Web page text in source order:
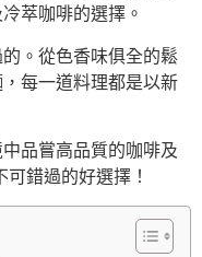
萃咖啡的選擇。
。從色香味俱全的鬆
每一道料理都是以新
品嘗高品質的咖啡及
錯過的好選擇！